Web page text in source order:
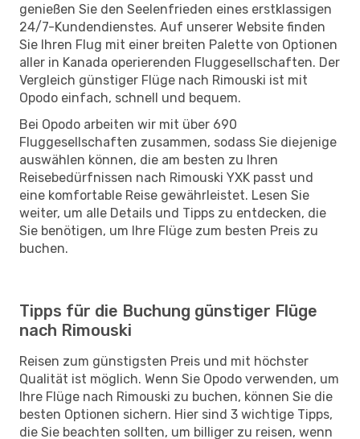
genießen Sie den Seelenfrieden eines erstklassigen
24/7-Kundendienstes. Auf unserer Website finden
Sie Ihren Flug mit einer breiten Palette von Optionen
aller in Kanada operierenden Fluggesellschaften. Der
Vergleich günstiger Flüge nach Rimouski ist mit
Opodo einfach, schnell und bequem.
Bei Opodo arbeiten wir mit über 690
Fluggesellschaften zusammen, sodass Sie diejenige
auswählen können, die am besten zu Ihren
Reisebedürfnissen nach Rimouski YXK passt und
eine komfortable Reise gewährleistet. Lesen Sie
weiter, um alle Details und Tipps zu entdecken, die
Sie benötigen, um Ihre Flüge zum besten Preis zu
buchen.
Tipps für die Buchung günstiger Flüge
nach Rimouski
Reisen zum günstigsten Preis und mit höchster
Qualität ist möglich. Wenn Sie Opodo verwenden, um
Ihre Flüge nach Rimouski zu buchen, können Sie die
besten Optionen sichern. Hier sind 3 wichtige Tipps,
die Sie beachten sollten, um billiger zu reisen, wenn